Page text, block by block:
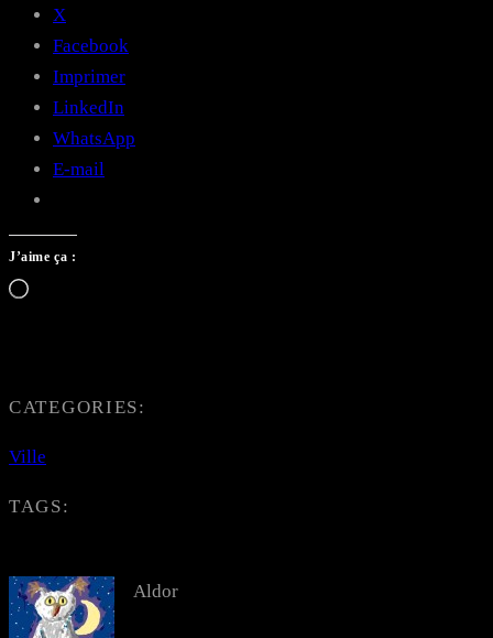
X
Facebook
Imprimer
LinkedIn
WhatsApp
E-mail
J’aime ça :
Chargement…
CATEGORIES:
Ville
TAGS:
Aldor